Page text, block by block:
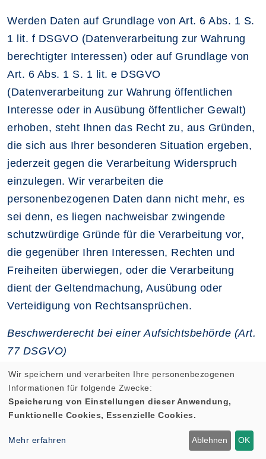
Werden Daten auf Grundlage von Art. 6 Abs. 1 S.
1 lit. f DSGVO (Datenverarbeitung zur Wahrung
berechtigter Interessen) oder auf Grundlage von
Art. 6 Abs. 1 S. 1 lit. e DSGVO
(Datenverarbeitung zur Wahrung öffentlichen
Interesse oder in Ausübung öffentlicher Gewalt)
erhoben, steht Ihnen das Recht zu, aus Gründen,
die sich aus Ihrer besonderen Situation ergeben,
jederzeit gegen die Verarbeitung Widerspruch
einzulegen. Wir verarbeiten die
personenbezogenen Daten dann nicht mehr, es
sei denn, es liegen nachweisbar zwingende
schutzwürdige Gründe für die Verarbeitung vor,
die gegenüber Ihren Interessen, Rechten und
Freiheiten überwiegen, oder die Verarbeitung
dient der Geltendmachung, Ausübung oder
Verteidigung von Rechtsansprüchen.
Beschwerderecht bei einer Aufsichtsbehörde (Art.
77 DSGVO)
Sie haben gem. Art. 77 DSGVO das Recht auf
Beschwerde bei einer Aufsichtsbehörde, wenn Sie
der Ansicht sind, dass die Verarbeitung der Sie
betreffenden Daten gegen datenschutzrechtliche
Bestimmungen verstößt. Das Beschwerderecht
Wir speichern und verarbeiten Ihre personenbezogenen
Informationen für folgende Zwecke:
Speicherung von Einstellungen dieser Anwendung,
Funktionelle Cookies, Essenzielle Cookies.
Mehr erfahren Ablehnen OK